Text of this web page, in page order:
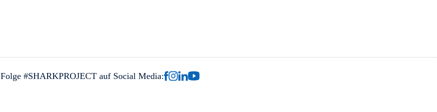
Folge #SHARKPROJECT auf Social Media: